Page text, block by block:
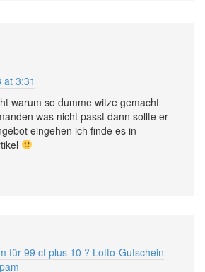
at 3:31
warum so dumme witze gemacht
was nicht passt dann sollte er
eingehen ich finde es in
für 99 ct plus 10 ? Lotto-Gutschein